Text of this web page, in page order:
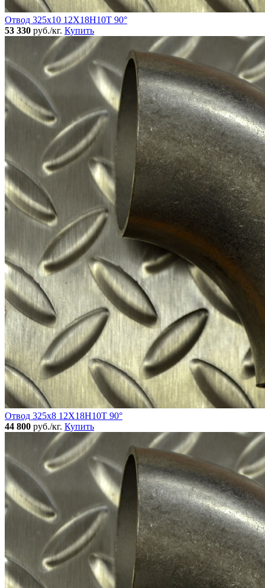
Отвод 325х10 12Х18Н10Т 90°
53 330 руб./кг. Купить
Отвод 325х8 12Х18Н10Т 90°
44 800 руб./кг. Купить